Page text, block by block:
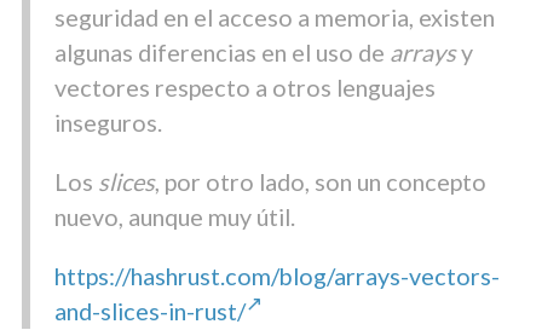
seguridad en el acceso a memoria, existen
algunas diferencias en el uso de arraysy
vectores respecto a otros lenguajes
inseguros.
Los slices, por otro lado, son un concepto
nuevo, aunque muy útil.
https://hashrust.com/blog/arrays-vectors-
and-slices-in-rust/